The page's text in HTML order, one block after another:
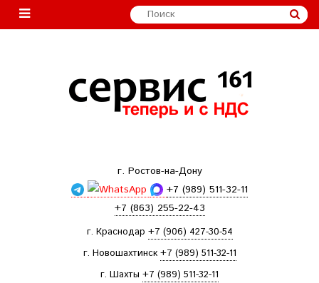
г. Ростов-на-Дону
+7 (989) 511-32-11
+7 (863) 255-22-43
г. Краснодар +7 (906) 427-30-54
г. Новошахтинск +7 (989) 511-32-11
г. Шахты +7 (989) 511-32-11